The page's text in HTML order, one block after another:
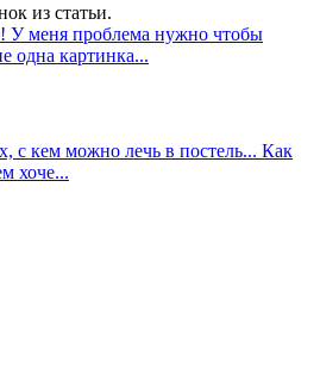
из статьи.
У меня проблема нужно чтобы
одна картинка...
с кем можно лечь в постель... Как
хоче...